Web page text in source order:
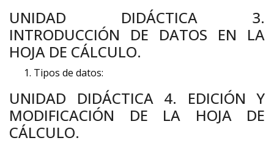
UNIDAD DIDÁCTICA 3.
INTRODUCCIÓN DE DATOS EN LA
HOJA DE CÁLCULO.
Tipos de datos:
UNIDAD DIDÁCTICA 4. EDICIÓN Y
MODIFICACIÓN DE LA HOJA DE
CÁLCULO.